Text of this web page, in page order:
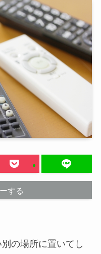
する
の場所に置いてし